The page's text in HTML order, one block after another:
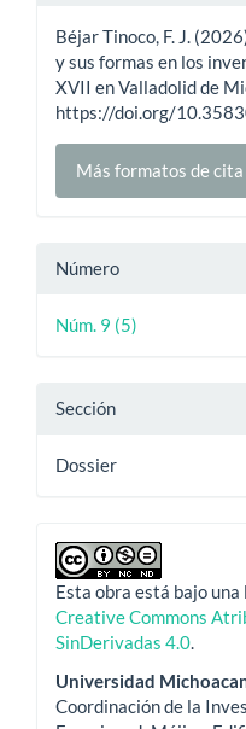
artículo
Béjar Tinoco, F. J.
y sus formas en los
XVII en Valladolid de
https://doi.org/
Más formatos de cita
Número
Núm. 9 (5)
Sección
Dossier
Esta obra está bajo
Creative Commons
SinDerivadas 4.0.
Universidad
Coordinación de la